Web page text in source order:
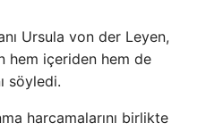
Ursula von der Leyen,
hem içeriden hem de
söyledi.
harcamalarını birlikte